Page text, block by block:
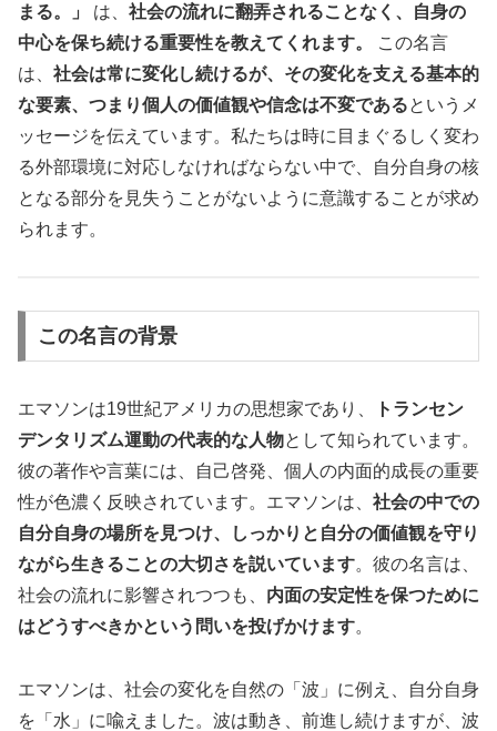
まる。」
は、 社会の流れに翻弄されることなく、自身の
中心を保ち続ける重要性を教えてくれます。
この名言
は、 社会は常に変化し続けるが、その変化を支える基本的
な要素、つまり個人の価値観や信念は不変であるというメ
ッセージを伝えています。私たちは時に目まぐるしく変わ
る外部環境に対応しなければならない中で、自分自身の核
となる部分を見失うことがないように意識することが求め
られます。
この名言の背景
エマソンは19世紀アメリカの思想家であり、
トランセン
デンタリズム運動の代表的な人物として知られています。
彼の著作や言葉には、自己啓発、個人の内面的成長の重要
性が色濃く反映されています。エマソンは、 社会の中での
自分自身の場所を見つけ、しっかりと自分の価値観を守り
ながら生きることの大切さを説いています。彼の名言は、
社会の流れに影響されつつも、 内面の安定性を保つために
はどうすべきかという問いを投げかけます。
エマソンは、社会の変化を自然の「波」に例え、自分自身
を「水」に喩えました。波は動き、前進し続けますが、波